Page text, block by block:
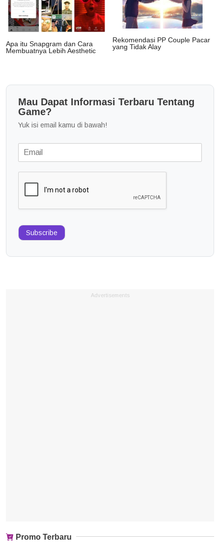
Apa itu Snapgram dan Cara
Membuatnya Lebih Aesthetic
Rekomendasi PP Couple Pacar
yang Tidak Alay
Mau Dapat Informasi Terbaru Tentang
Game?
Yuk isi email kamu di bawah!
Subscribe
Advertisements
Promo Terbaru